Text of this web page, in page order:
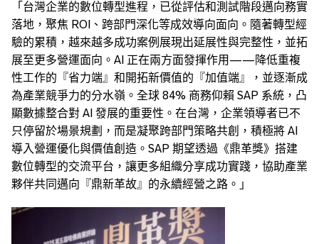
「台灣企業的數位轉型進程，已從評估和測試階段邁向務實
落地，聚焦 ROI、跨部門深化等成效導向面向。隨著轉型經
驗的累積，越來越多成功案例展現出延展性與完整性，並拓
展至更多營運面向。AI 正在兩方面發揮作用——降低重複
性工作的『省力端』和開拓新價值的『加值端』，並逐漸成
為產業競爭力的分水嶺。全球 84% 商務仰賴 SAP 系統，凸
顯數據整合對 AI 發展的重要性。在台灣，企業領導者已不
只停留於場景規劃，而是凝聚跨部門策略共創，積極將 AI
導入營運優化與價值創造。SAP 期望透過《鼎革獎》搭建
數位轉型的交流平台，讓更多組織分享成功實踐，協助產業
夥伴共同邁向『鼎新革故』的永續經營之路。」